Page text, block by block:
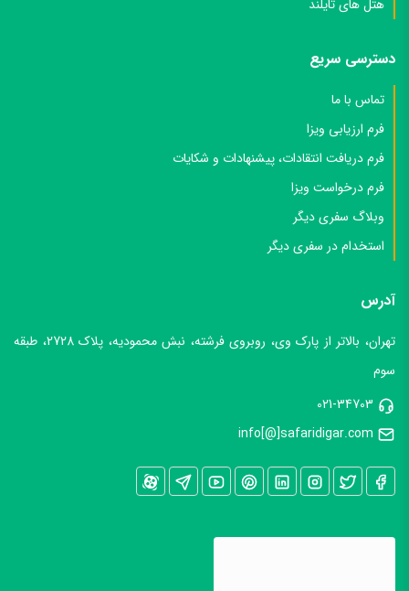
هتل های تایلند
دسترسی سریع
تماس با ما
فرم ارزیابی ویزا
فرم دریافت انتقادات، پیشنهادات و شکایات
فرم درخواست ویزا
وبلاگ سفری دیگر
استخدام در سفری دیگر
آدرس
تهران، بالاتر از پارک وی، روبروی فرشته، نبش محمودیه، پلاک 2728، طبقه
سوم
021-34703
info[@]safaridigar.com